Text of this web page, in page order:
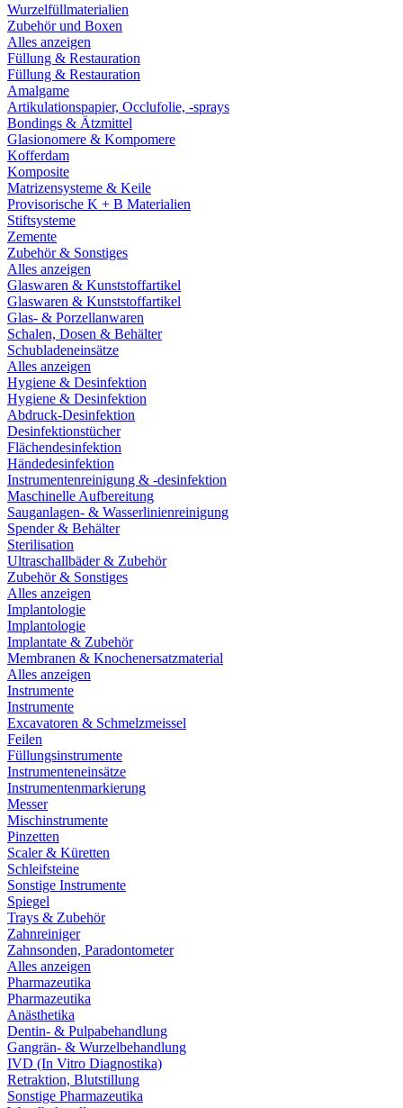
Wurzelfüllmaterialien
Zubehör und Boxen
Alles anzeigen
Füllung & Restauration
Füllung & Restauration
Amalgame
Artikulationspapier, Occlufolie, -sprays
Bondings & Ätzmittel
Glasionomere & Kompomere
Kofferdam
Komposite
Matrizensysteme & Keile
Provisorische K + B Materialien
Stiftsysteme
Zemente
Zubehör & Sonstiges
Alles anzeigen
Glaswaren & Kunststoffartikel
Glaswaren & Kunststoffartikel
Glas- & Porzellanwaren
Schalen, Dosen & Behälter
Schubladeneinsätze
Alles anzeigen
Hygiene & Desinfektion
Hygiene & Desinfektion
Abdruck-Desinfektion
Desinfektionstücher
Flächendesinfektion
Händedesinfektion
Instrumentenreinigung & -desinfektion
Maschinelle Aufbereitung
Sauganlagen- & Wasserlinienreinigung
Spender & Behälter
Sterilisation
Ultraschallbäder & Zubehör
Zubehör & Sonstiges
Alles anzeigen
Implantologie
Implantologie
Implantate & Zubehör
Membranen & Knochenersatzmaterial
Alles anzeigen
Instrumente
Instrumente
Excavatoren & Schmelzmeissel
Feilen
Füllungsinstrumente
Instrumenteneinsätze
Instrumentenmarkierung
Messer
Mischinstrumente
Pinzetten
Scaler & Küretten
Schleifsteine
Sonstige Instrumente
Spiegel
Trays & Zubehör
Zahnreiniger
Zahnsonden, Paradontometer
Alles anzeigen
Pharmazeutika
Pharmazeutika
Anästhetika
Dentin- & Pulpabehandlung
Gangrän- & Wurzelbehandlung
IVD (In Vitro Diagnostika)
Retraktion, Blutstillung
Sonstige Pharmazeutika